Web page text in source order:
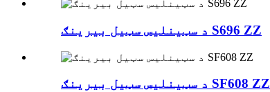
د سټینلیس سټیل بیرینګ S696 ZZ
د سټینلیس سټیل بیرینګ SF608 ZZ